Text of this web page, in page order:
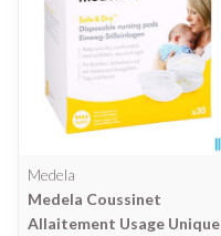
Medela
Medela Coussinet
Allaitement Usage Unique